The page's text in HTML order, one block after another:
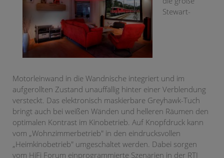
Stewart-
Motorleinwand in die Wandnische integriert und im
aufgerollten Zustand unauffällig hinter einer Verblendung
versteckt. Das elektronisch maskierbare Greyhawk-Tuch
bringt auch bei weißen Wänden und helleren Räumen den
optimalen Kontrast im Kinobetrieb. Auf Knopfdruck kann
vom „Wohnzimmerbetrieb" in den eindrucksvollen
„Heimkinobetrieb" umgeschaltet werden. Dabei sorgen
vom HiFi Forum einprogrammierte Szenarien in der RTI